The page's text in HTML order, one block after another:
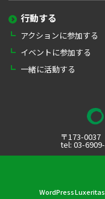
行動する
アクションに参加する
イベントに参加する
一緒に活動する
〒173-
tel: 03-
WordPress